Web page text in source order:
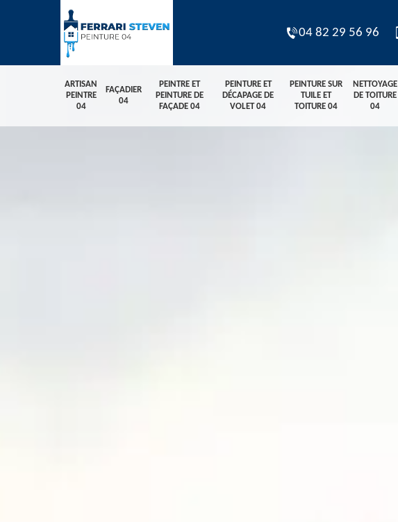
04 82 29 56 96
ARTISAN
PEINTRE
04
FAÇADIER
04
PEINTRE ET
PEINTURE DE
FAÇADE 04
PEINTURE ET
DÉCAPAGE DE
VOLET 04
PEINTURE SUR
TUILE ET
TOITURE 04
NETTOYAGE
DE TOITURE
04